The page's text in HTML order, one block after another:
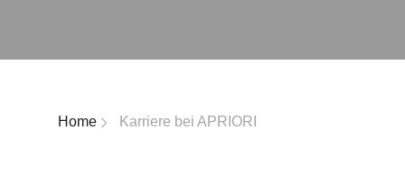
Breadcrumb-Navigation
Home Karriere bei APRIORI